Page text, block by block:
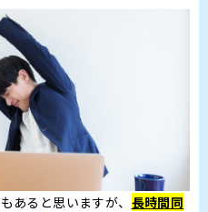
あると思いますが、 長時間同